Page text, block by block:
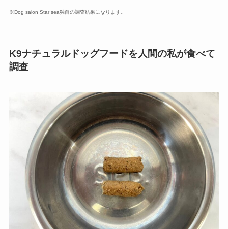
※Dog salon Star sea独自の調査結果になります。
K9ナチュラルドッグフードを人間の私が食べて
調査